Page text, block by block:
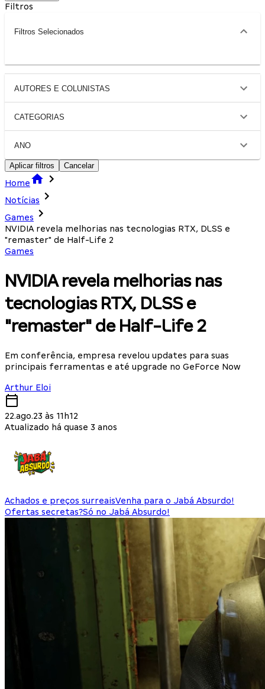
Filtros
Filtros Selecionados
AUTORES E COLUNISTAS
CATEGORIAS
ANO
Aplicar filtros Cancelar
Home
Notícias
Games
NVIDIA revela melhorias nas tecnologias RTX, DLSS e
"remaster" de Half-Life 2
Games
NVIDIA revela melhorias nas
tecnologias RTX, DLSS e
"remaster" de Half-Life 2
Em conferência, empresa revelou updates para suas
principais ferramentas e até upgrade no GeForce Now
Arthur Eloi
22.ago.23 às 11h12
Atualizado há quase 3 anos
Achados e preços surreaisVenha para o Jabá Absurdo!
Ofertas secretas?Só no Jabá Absurdo!